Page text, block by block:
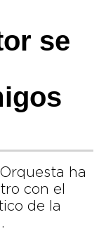
se
ha
con el
de la